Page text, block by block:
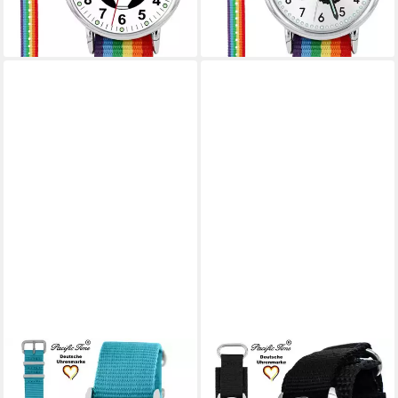
lieferbar - in 2-3 Werktagen bei dir
+3
+15
PACIFIC TIME
Quarzuhr Kinder Armbanduhr
PACIFIC TIME
Quarzuhr Kinder Armbanduhr